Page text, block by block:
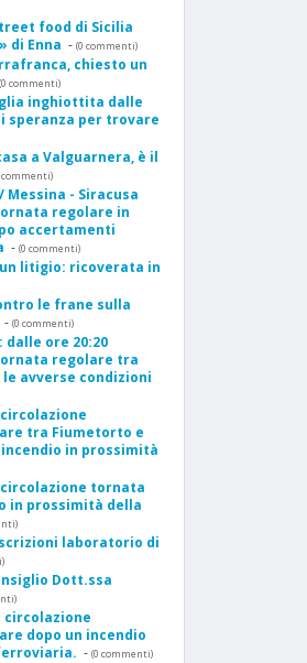
food di Sicilia
di Enna - (0 commenti)
chiesto un
(0 commenti)
inghiottita dalle
speranza per trovare
a Valguarnera, è il
commenti)
Messina - Siracusa
regolare in
accertamenti
- (0 commenti)
litigio: ricoverata in
le frane sulla
- (0 commenti)
dalle ore 20:20
regolare tra
avverse condizioni
tra Fiumetorto e
in prossimità
circolazione tornata
in prossimità della
laboratorio di
Dott.ssa
circolazione
dopo un incendio
- (0 commenti)